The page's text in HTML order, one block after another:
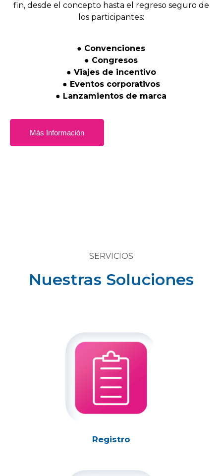
fin, desde el concepto hasta el regreso seguro de
los participantes:
● Convenciones
● Congresos
● Viajes de incentivo
● Eventos corporativos
● Lanzamientos de marca
Más Información
SERVICIOS
Nuestras Soluciones
Registro